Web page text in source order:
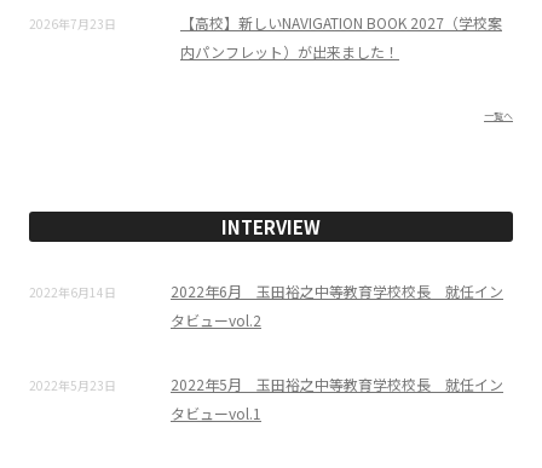
2026年7月23日
【高校】新しいNAVIGATION BOOK 2027（学校案
内パンフレット）が出来ました！
一覧へ
INTERVIEW
2022年6月14日
2022年6月 玉田裕之中等教育学校校長 就任イン
タビューvol.2
2022年5月23日
2022年5月 玉田裕之中等教育学校校長 就任イン
タビューvol.1